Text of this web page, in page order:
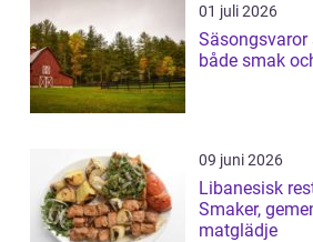
01 juli 2026
Säsongsvaror smartare mat för
både smak
09 juni 2026
Libanesisk
Smaker,
matglädje